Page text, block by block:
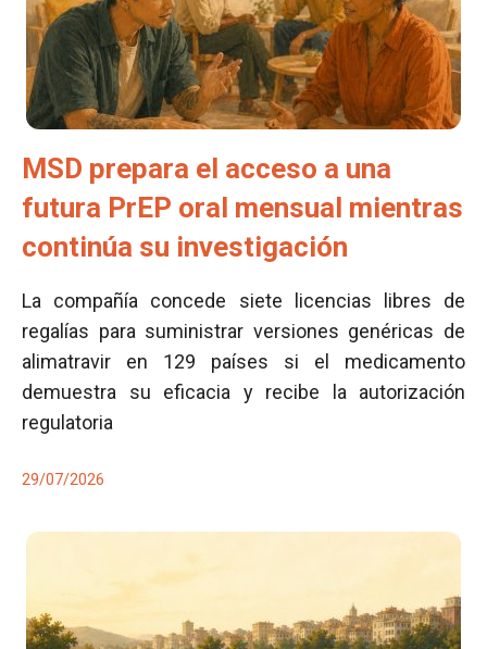
MSD prepara el acceso a una
futura PrEP oral mensual mientras
continúa su investigación
La compañía concede siete licencias libres de
regalías para suministrar versiones genéricas de
alimatravir en 129 países si el medicamento
demuestra su eficacia y recibe la autorización
regulatoria
29/07/2026